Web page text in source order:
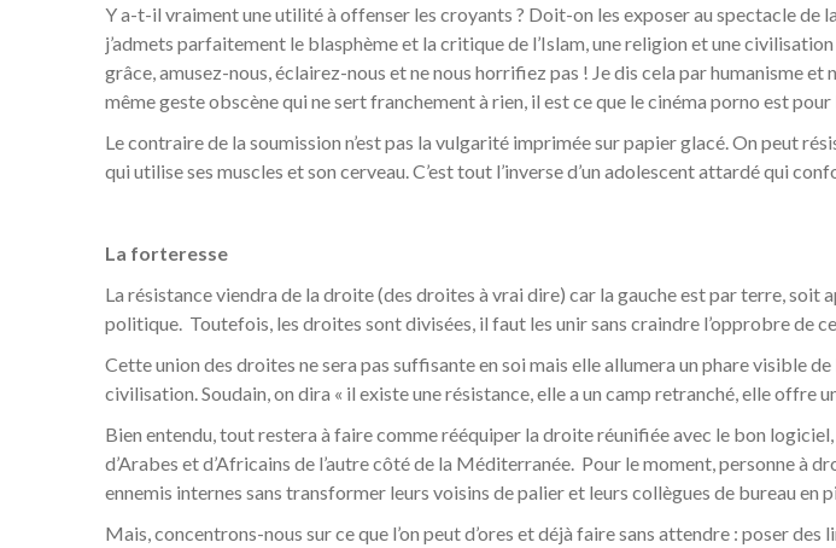
Y a-t-il vraiment une utilité à offenser les croyants ? Doit-on les exposer au spectacle de
j’admets parfaitement le blasphème et la critique de l’Islam, une religion et une
grâce, amusez-nous, éclairez-nous et ne nous horrifiez pas ! Je dis cela par humanisme
même geste obscène qui ne sert franchement à rien, il est ce que le cinéma porno est
Le contraire de la soumission n’est pas la vulgarité imprimée sur papier glacé. On peut
qui utilise ses muscles et son cerveau. C’est tout l’inverse d’un adolescent attardé qui
La forteresse
La résistance viendra de la droite (des droites à vrai dire) car la gauche est par terre,
politique. Toutefois, les droites sont divisées, il faut les unir sans craindre l’opprobre de
Cette union des droites ne sera pas suffisante en soi mais elle allumera un phare visible
civilisation. Soudain, on dira « il existe une résistance, elle a un camp retranché, elle offre
Bien entendu, tout restera à faire comme rééquiper la droite réunifiée avec le bon
d’Arabes et d’Africains de l’autre côté de la Méditerranée. Pour le moment, personne à
ennemis internes sans transformer leurs voisins de palier et leurs collègues de bureau
Mais, concentrons-nous sur ce que l’on peut d’ores et déjà faire sans attendre : poser